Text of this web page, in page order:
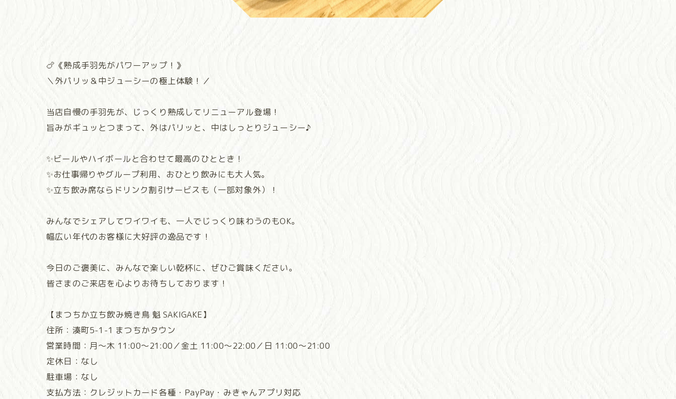
🍗《熟成手羽先がパワーアップ！》
＼外パリッ＆中ジューシーの極上体験！／
当店自慢の手羽先が、じっくり熟成してリニューアル登場！
旨みがギュッとつまって、外はパリッと、中はしっとりジューシー♪
✨ビールやハイボールと合わせて最高のひととき！
✨お仕事帰りやグループ利用、おひとり飲みにも大人気。
✨立ち飲み席ならドリンク割引サービスも（一部対象外）！
みんなでシェアしてワイワイも、一人でじっくり味わうのもOK。
幅広い年代のお客様に大好評の逸品です！
今日のご褒美に、みんなで楽しい乾杯に、ぜひご賞味ください。
皆さまのご来店を心よりお待ちしております！
【まつちか立ち飲み焼き鳥 魁 SAKIGAKE】
住所：湊町5-1-1 まつちかタウン
営業時間：月～木 11:00～21:00／金土 11:00～22:00／日 11:00～21:00
定休日：なし
駐車場：なし
支払方法：クレジットカード各種・PayPay・みきゃんアプリ対応